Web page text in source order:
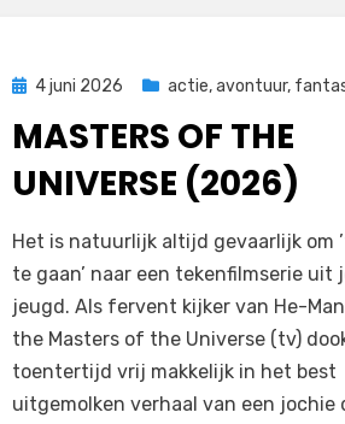
Geplaatst
4 juni 2026 actie,avontuur,
MASTERS OF THE
UNIVERSE (2026)
doorFilmofiel.nl
Het is natuurlijk altijd gevaarlijk om
te gaan’ naar een tekenfilmserie uit
jeugd. Als fervent kijker van He-
the Masters of the Universe (tv)
toentertijd vrij makkelijk in het best
uitgemolken verhaal van een jochie